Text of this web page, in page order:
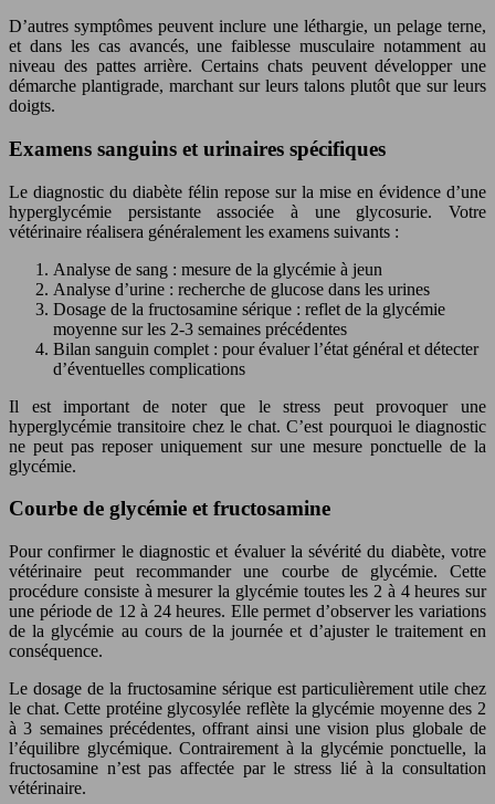
D’autres symptômes peuvent inclure une léthargie, un pelage terne,
et dans les cas avancés, une faiblesse musculaire notamment au
niveau des pattes arrière. Certains chats peuvent développer une
démarche plantigrade, marchant sur leurs talons plutôt que sur leurs
doigts.
Examens sanguins et urinaires spécifiques
Le diagnostic du diabète félin repose sur la mise en évidence d’une
hyperglycémie persistante associée à une glycosurie. Votre
vétérinaire réalisera généralement les examens suivants :
Analyse de sang : mesure de la glycémie à jeun
Analyse d’urine : recherche de glucose dans les urines
Dosage de la fructosamine sérique : reflet de la glycémie
moyenne sur les 2-3 semaines précédentes
Bilan sanguin complet : pour évaluer l’état général et détecter
d’éventuelles complications
Il est important de noter que le stress peut provoquer une
hyperglycémie transitoire chez le chat. C’est pourquoi le diagnostic
ne peut pas reposer uniquement sur une mesure ponctuelle de la
glycémie.
Courbe de glycémie et fructosamine
Pour confirmer le diagnostic et évaluer la sévérité du diabète, votre
vétérinaire peut recommander une courbe de glycémie. Cette
procédure consiste à mesurer la glycémie toutes les 2 à 4 heures sur
une période de 12 à 24 heures. Elle permet d’observer les variations
de la glycémie au cours de la journée et d’ajuster le traitement en
conséquence.
Le dosage de la fructosamine sérique est particulièrement utile chez
le chat. Cette protéine glycosylée reflète la glycémie moyenne des 2
à 3 semaines précédentes, offrant ainsi une vision plus globale de
l’équilibre glycémique. Contrairement à la glycémie ponctuelle, la
fructosamine n’est pas affectée par le stress lié à la consultation
vétérinaire.